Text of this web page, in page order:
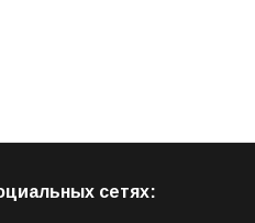
сетях: